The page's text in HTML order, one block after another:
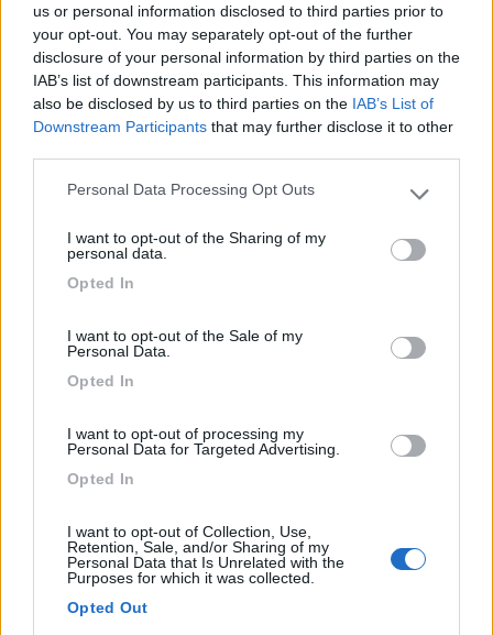
us or personal information disclosed to third parties prior to
your opt-out. You may separately opt-out of the further
disclosure of your personal information by third parties on the
IAB’s list of downstream participants. This information may
also be disclosed by us to third parties on the IAB’s List of
Downstream Participants that may further disclose it to other
Please note that this website/app uses one or more Google
not limited to your visit or usage behaviour. You may click to
grant or deny consent to Google and its third-party tags to
use your data for below specified purposes in below Google
Personal Data Processing Opt Outs
I want to opt-out of the Sharing of my
personal data.
Opted In
I want to opt-out of the Sale of my
Personal Data.
Opted In
I want to opt-out of processing my
Personal Data for Targeted Advertising.
Opted In
I want to opt-out of Collection, Use,
Retention, Sale, and/or Sharing of my
Personal Data that Is Unrelated with the
Purposes for which it was collected.
Opted Out
A 50 m dal mare, punto sosta presso campo sportivo,
gratu...
Sapri (SA) - 17.7km
Via Gabriele d'Annunzio
Servizi / Posizione